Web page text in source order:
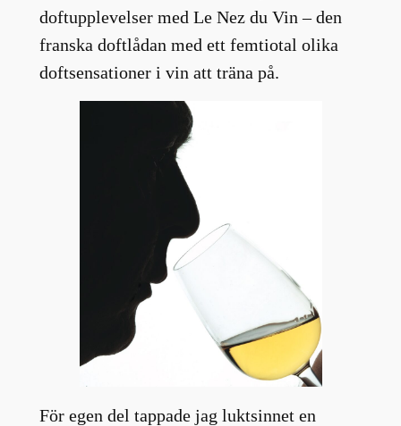
doftupplevelser med Le Nez du Vin – den
franska doftlådan med ett femtiotal olika
doftsensationer i vin att träna på.
För egen del tappade jag luktsinnet en